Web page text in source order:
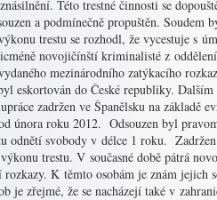
Této trestné činnosti se
a podmínečně propuštěn. Soudem
trestu se rozhodl, že vycestuje s
novojičínští kriminalisté z
mezinárodního zatýkacího
eskortován do České republiky.
zadržen ve Španělsku na základě
února roku 2012. Odsouzen byl
odnětí svobody v délce 1 roku.
trestu. V současné době pátrá
K těmto osobám je znám jejich
zřejmé, že se nacházejí také v